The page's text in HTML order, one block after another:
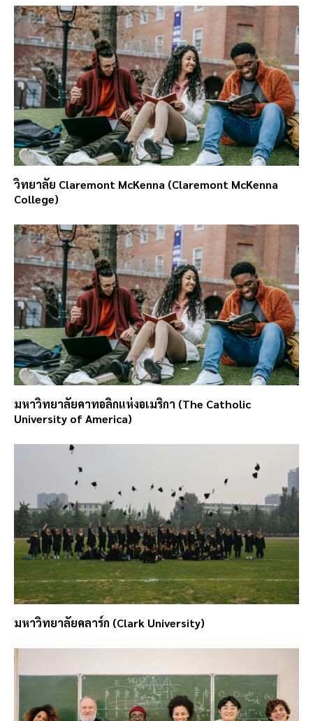
วิทยาลัย Claremont McKenna (Claremont McKenna
College)
มหาวิทยาลัยคาทอลิกแห่งอเมริกา (The Catholic
University of America)
มหาวิทยาลัยคลาร์ก (Clark University)